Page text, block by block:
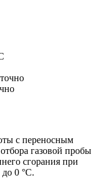
с переносным
газовой пробы
сгорания при
0 °С.